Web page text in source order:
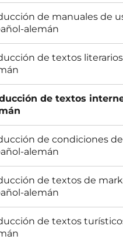
de manuales de
alemán
de textos
de textos
de condiciones
alemán
de textos de
alemán
de textos